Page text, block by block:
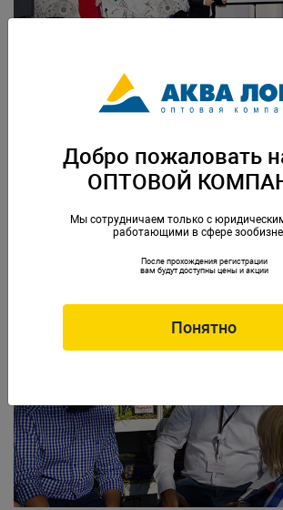
Представитель компании WITTE MOLEN
Добро пожаловать
ОПТОВОЙ
Мы сотрудничаем только с
работающими в сфере
После прохождения регистрации
вам будут доступны цены и акции
Понятно